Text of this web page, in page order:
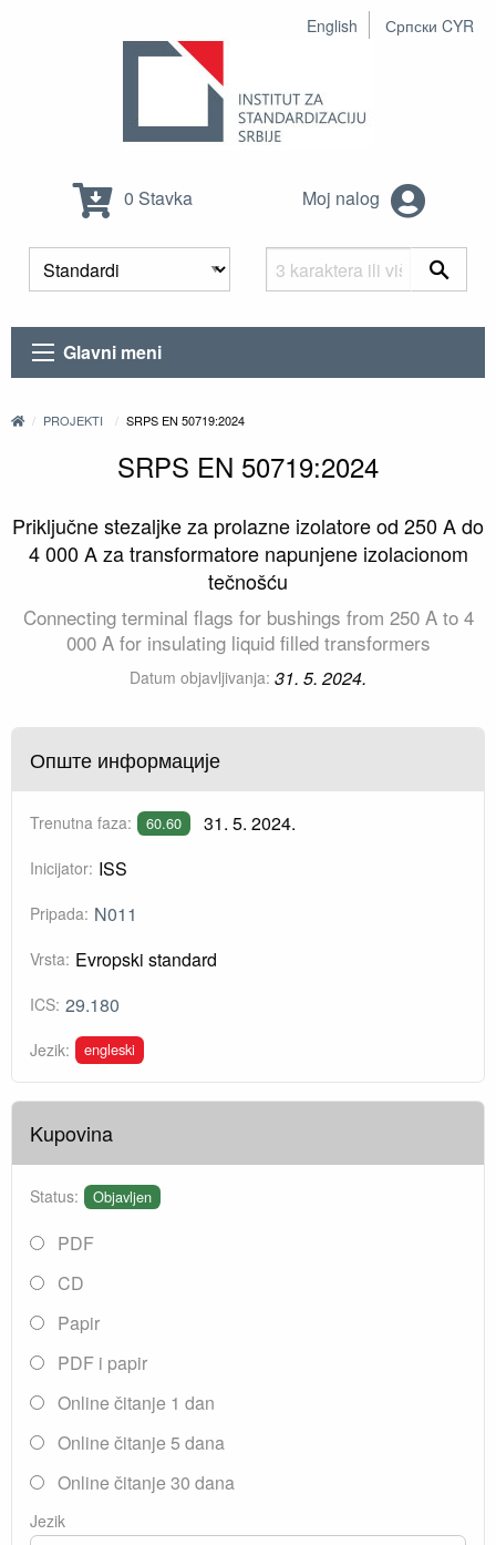
English Српски CYR
0 Stavka Moj nalog
Glavni meni
PROJEKTI SRPS EN 50719:2024
SRPS EN 50719:2024
Priključne stezaljke za prolazne izolatore od 250 A do
4 000 A za transformatore napunjene izolacionom
tečnošću
Connecting terminal flags for bushings from 250 A to 4
000 A for insulating liquid filled transformers
Datum objavljivanja: 31. 5. 2024.
Опште информације
Trenutna faza: 60.60 31. 5. 2024.
Inicijator: ISS
Pripada: N011
Vrsta: Evropski standard
ICS: 29.180
Jezik: engleski
Kupovina
Status: Objavljen
PDF
CD
Papir
PDF i papir
Online čitanje 1 dan
Online čitanje 5 dana
Online čitanje 30 dana
Jezik